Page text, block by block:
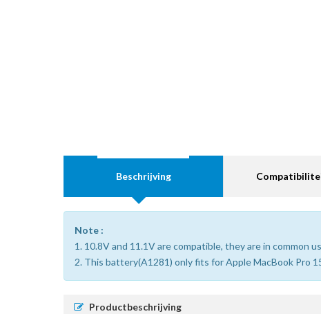
Beschrijving
Note :
1. 10.8V and 11.1V are compatible, they are in common
2. This battery(A1281) only fits for Apple MacBook Pro
Productbeschrijving